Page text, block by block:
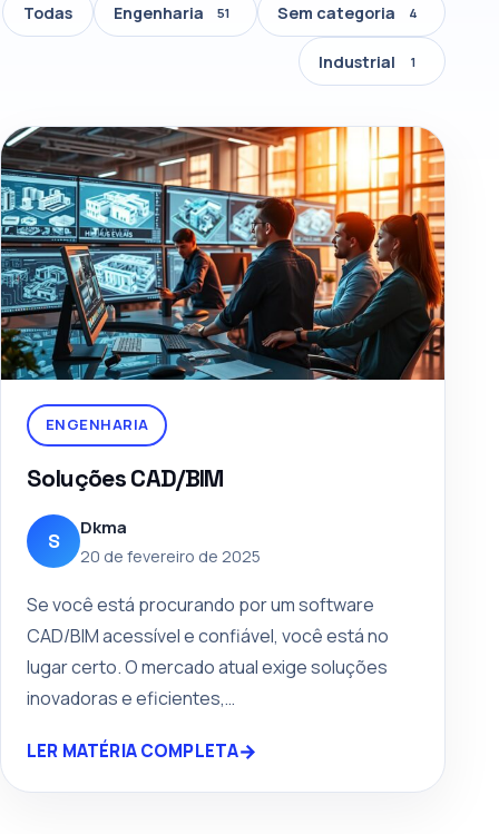
Todas Engenharia 51 Sem categoria 4
Industrial 1
ENGENHARIA
Soluções CAD/BIM
S
Dkma
20 de fevereiro de 2025
Se você está procurando por um software
CAD/BIM acessível e confiável, você está no
lugar certo. O mercado atual exige soluções
inovadoras e eficientes,…
LER MATÉRIA COMPLETA→